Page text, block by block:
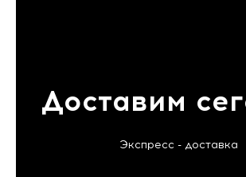
Доставим
Экспресс - доставка